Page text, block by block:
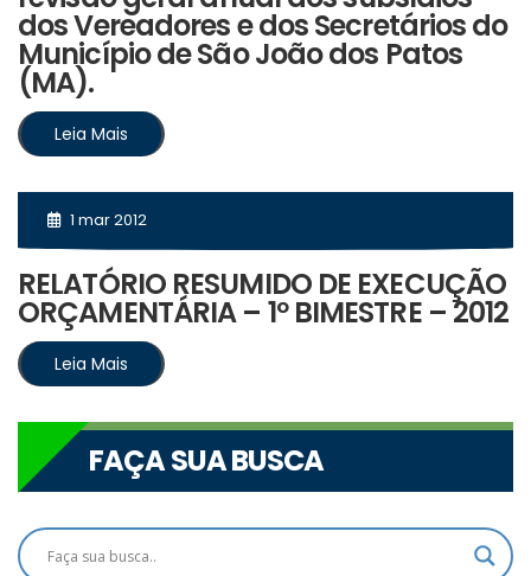
dos Vereadores e dos Secretários do
Município de São João dos Patos
(MA).
Leia Mais
1 mar 2012
RELATÓRIO RESUMIDO DE EXECUÇÃO
ORÇAMENTÁRIA – 1º BIMESTRE – 2012
Leia Mais
FAÇA SUA BUSCA